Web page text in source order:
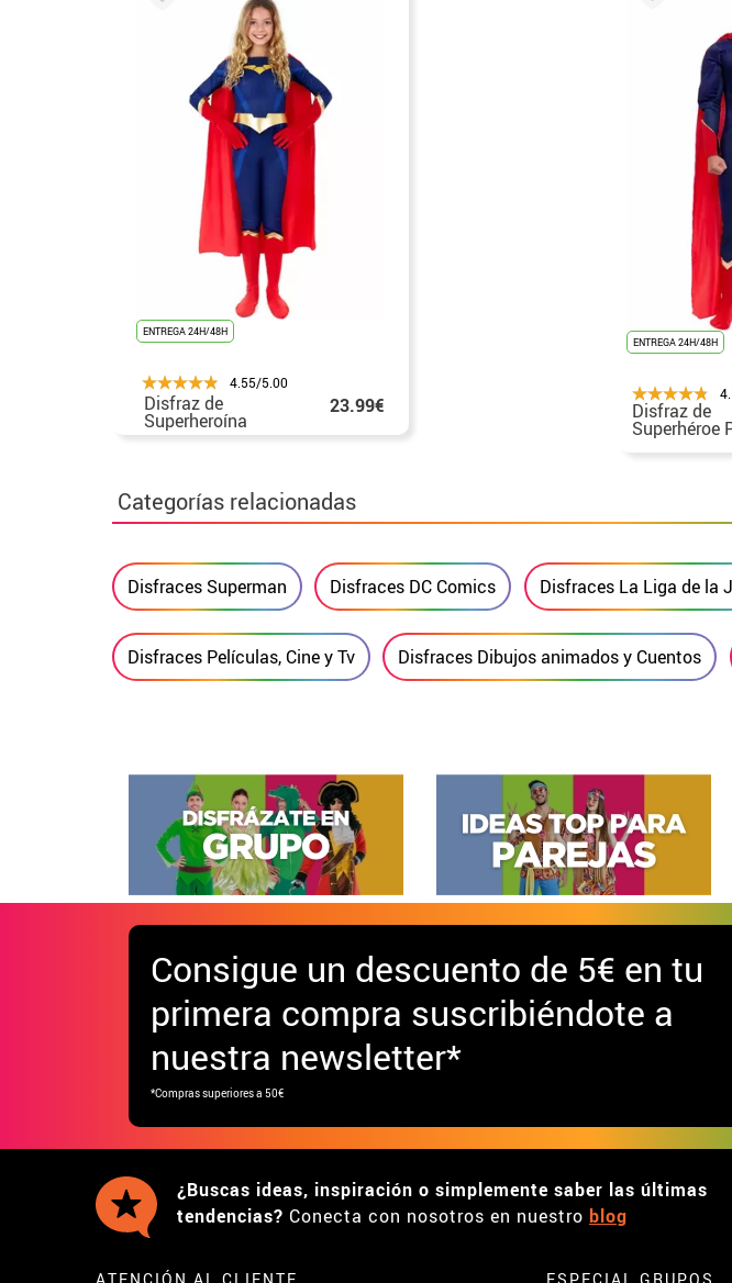
ENTREGA 24H/48H
4.55/5.00
Disfraz de
Superheroína
Premium para niña
23.99€
ENTREGA 24H/48H
Disfraz de
Superhéroe
para hombre
Categorías relacionadas
Disfraces Superman Disfraces DC Comics Disfraces La Liga de la
Disfraces Películas, Cine y Tv Disfraces Dibujos animados y Cuentos
Consigue un descuento de 5€ en tu
primera compra suscribiéndote a
nuestra newsletter*
*Compras superiores a 50€
¿Buscas ideas, inspiración o simplemente saber las últimas
tendencias? Conecta con nosotros en nuestro blog